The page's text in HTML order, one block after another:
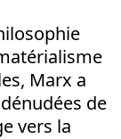
Marx a
de
vers la